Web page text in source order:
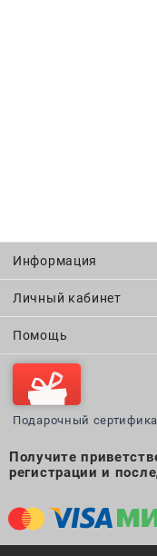
Информация
Личный кабинет
Помощь
Подарочный
Получите
регистрации и